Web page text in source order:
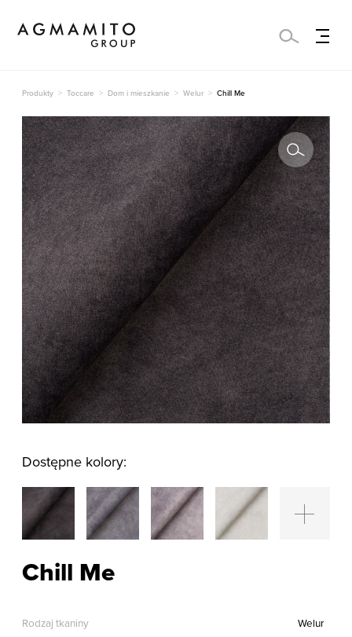
Produkty Toccare Dom i mieszkanie Welur Chill Me
Dostępne kolory:
Chill Me
Rodzaj tkaniny
Welur